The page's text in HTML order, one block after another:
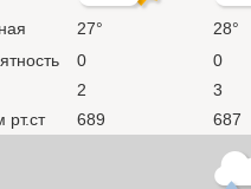
27° 28°
0 0
2 3
689 687